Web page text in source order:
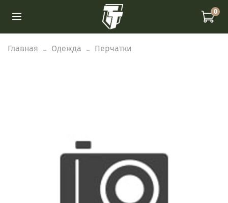
0
Главная Одежда Перчатки